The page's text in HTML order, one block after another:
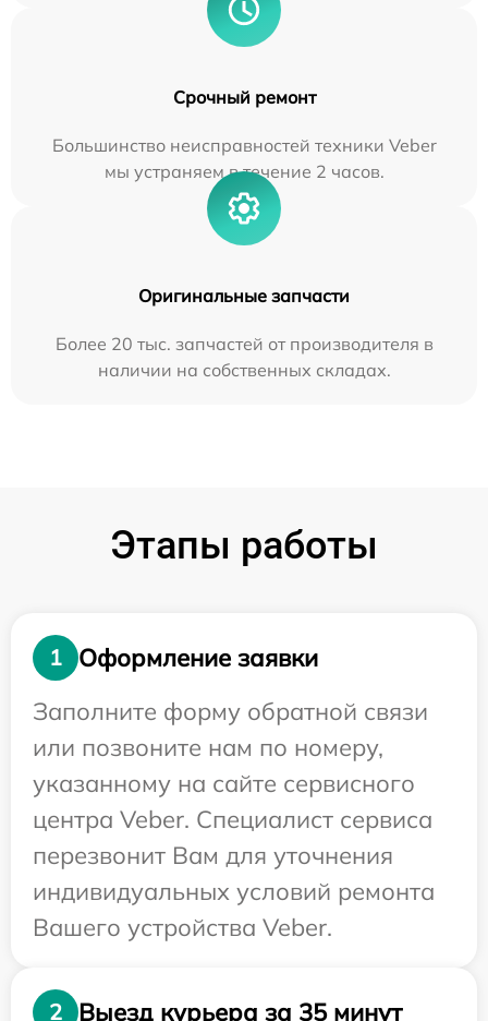
Срочный ремонт
Большинство неисправностей техники Veber
мы устраняем в течение 2 часов.
Оригинальные запчасти
Более 20 тыс. запчастей от производителя в
наличии на собственных складах.
Этапы работы
1
Оформление заявки
Заполните форму обратной связи
или позвоните нам по номеру,
указанному на сайте сервисного
центра Veber. Специалист сервиса
перезвонит Вам для уточнения
индивидуальных условий ремонта
Вашего устройства Veber.
2 Выезд курьера за 35 минут